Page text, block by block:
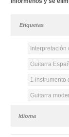
Etiquetas
Guitarra
1 instrumento
Guitarra
Idioma